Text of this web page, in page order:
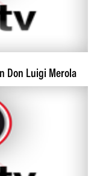
Don Luigi Merola